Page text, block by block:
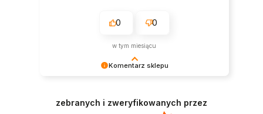
Komentarz sklepu
0 0
w tym miesiącu
zebranych i zweryfikowanych przez